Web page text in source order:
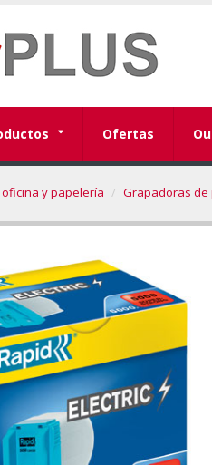
Ofertas
y papelería Grapadoras de